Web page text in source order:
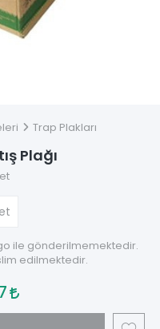
Trap Plakları
Plağı
ile gönderilmemektedir.
edilmektedir.